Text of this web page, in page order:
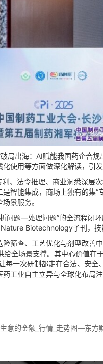
出海：AI赋能我国药企合规
使用等方面做深化解读，引发
法令推理、商业洞悉深层
智能集成，商场上独有的集
景服务。
—处理问题”的全流程闭环
Biotechnology子刊，技
查、工艺优化与剂型改善
全场景支撑。其中心价值在
每一次研制都走在合法、安
工业自主立异与全球化布局注
意的金额_行情_走势图—东方